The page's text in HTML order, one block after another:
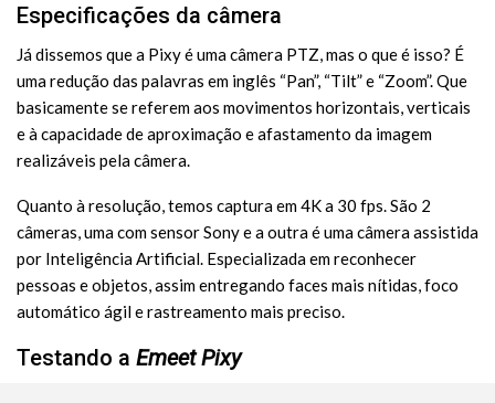
Especificações da câmera
Já dissemos que a Pixy é uma câmera PTZ, mas o que é isso? É
uma redução das palavras em inglês “Pan”, “Tilt” e “Zoom”. Que
basicamente se referem aos movimentos horizontais, verticais
e à capacidade de aproximação e afastamento da imagem
realizáveis pela câmera.
Quanto à resolução, temos captura em 4K a 30 fps. São 2
câmeras, uma com sensor Sony e a outra é uma câmera assistida
por Inteligência Artificial. Especializada em reconhecer
pessoas e objetos, assim entregando faces mais nítidas, foco
automático ágil e rastreamento mais preciso.
Testando a Emeet Pixy